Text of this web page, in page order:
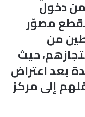
من دخول
مصوّر
من
حيث
بعد اعتراض
إلى مركز